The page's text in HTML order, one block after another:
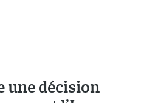
une décision